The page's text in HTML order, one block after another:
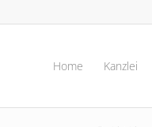
Home Kanzlei